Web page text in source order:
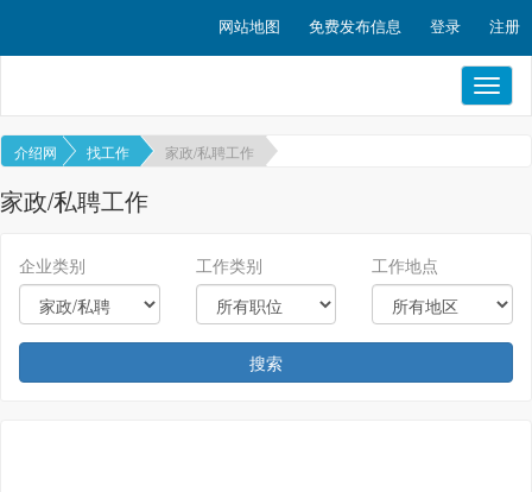
网站地图 免费发布信息 登录 注册
介绍网 找工作 家政/私聘工作
家政/私聘工作
企业类别 工作类别 工作地点
搜索